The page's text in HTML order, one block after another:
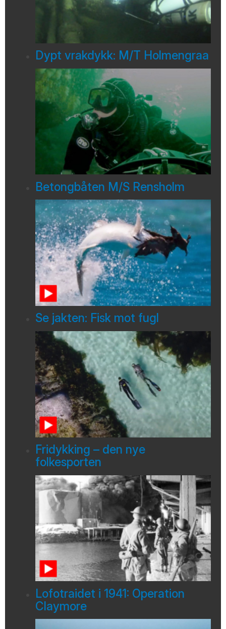
Dypt vrakdykk: M/T Holmengraa
Betongbåten M/S Rensholm
Se jakten: Fisk mot fugl
Fridykking – den nye
folkesporten
Lofotraidet i 1941: Operation
Claymore